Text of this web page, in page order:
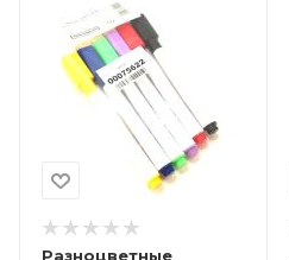
Разноцветные